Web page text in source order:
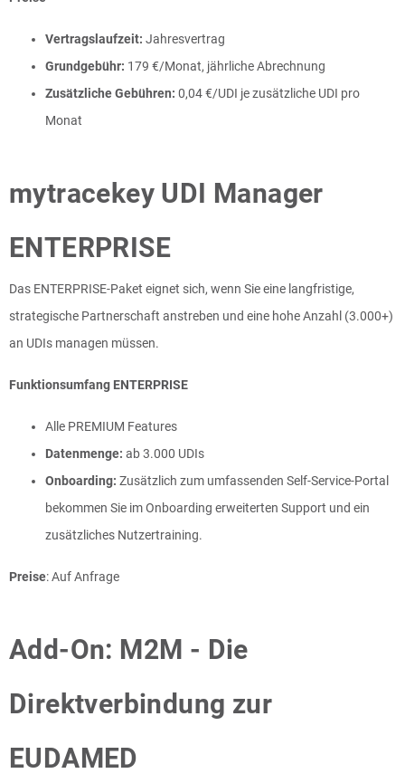
Vertragslaufzeit: Jahresvertrag
Grundgebühr: 179 €/Monat, jährliche Abrechnung
Zusätzliche Gebühren: 0,04 €/UDI je zusätzliche UDI pro
Monat
mytracekey UDI Manager
ENTERPRISE
Das ENTERPRISE-Paket eignet sich, wenn Sie eine langfristige,
strategische Partnerschaft anstreben und eine hohe Anzahl (3.000+)
an UDIs managen müssen.
Funktionsumfang ENTERPRISE
Alle PREMIUM Features
Datenmenge: ab 3.000 UDIs
Onboarding: Zusätzlich zum umfassenden Self-Service-Portal
bekommen Sie im Onboarding erweiterten Support und ein
zusätzliches Nutzertraining.
Preise: Auf Anfrage
Add-On: M2M - Die
Direktverbindung zur
EUDAMED